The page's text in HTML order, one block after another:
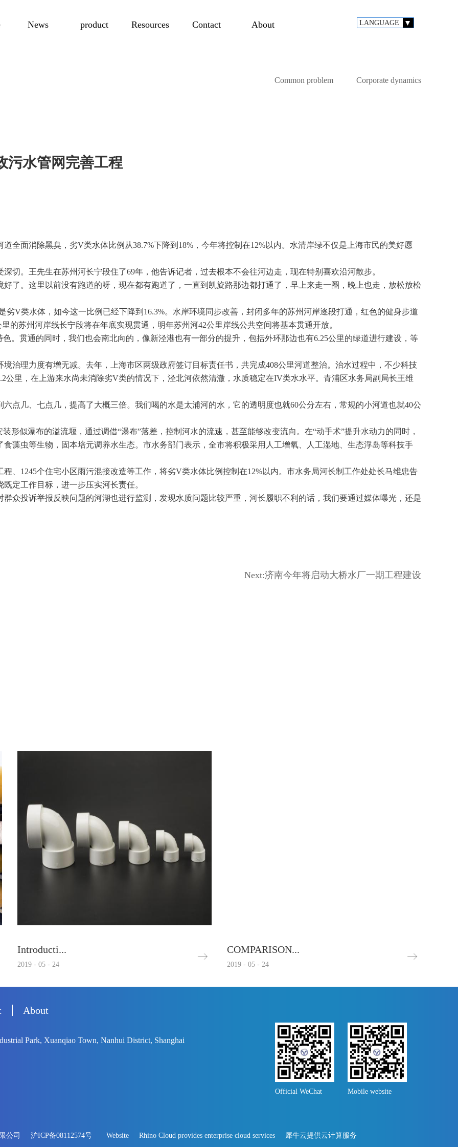
News product Resources Contact About LANGUAGE
Corporate dynamics
Common problem
污水管网完善工程
全面消除黑臭，劣V类水体比例从38.7%下降到18%，今年将控制在12%以内。水清岸绿不仅是上海市民的美好愿
切。王先生在苏州河长宁段住了69年，他告诉记者，过去根本不会往河边走，现在特别喜欢沿河散步。
了。这里以前没有跑道的呀，现在都有跑道了，一直到凯旋路那边都打通了，早上来走一圈，晚上也走，放松放松
劣V类水体，如今这一比例已经下降到16.3%。水岸环境同步改善，封闭多年的苏州河岸逐段打通，红色的健身步道
的苏州河岸线长宁段将在年底实现贯通，明年苏州河42公里岸线公共空间将基本贯通开放。
。贯通的同时，我们也会南北向的，像新泾港也有一部分的提升，包括外环那边也有6.25公里的绿道进行建设，等
治理力度有增无减。去年，上海市区两级政府签订目标责任书，共完成408公里河道整治。治水过程中，不少科技
公里，在上游来水尚未消除劣V类的情况下，泾北河依然清澈，水质稳定在IV类水水平。青浦区水务局副局长王维
点几、七点几，提高了大概三倍。我们喝的水是太浦河的水，它的透明度也就60公分左右，常规的小河道也就40公
形似瀑布的溢流堰，通过调借“瀑布”落差，控制河水的流速，甚至能够改变流向。在“动手术”提升水动力的同时，
藻虫等生物，固本培元调养水生态。市水务部门表示，全市将积极采用人工增氧、人工湿地、生态浮岛等科技手
、1245个住宅小区雨污混接改造等工作，将劣V类水体比例控制在12%以内。市水务局河长制工作处处长马维忠告
定工作目标，进一步压实河长责任。
众投诉举报反映问题的河湖也进行监测，发现水质问题比较严重，河长履职不利的话，我们要通过媒体曝光，还是
Next:济南今年将启动大桥水厂一期工程建设
Introducti...
2019 - 05 - 24
COMPARISON...
2019 - 05 - 24
About
Park, Xuanqiao Town, Nanhui District, Shanghai
Official WeChat Mobile website
公司 沪ICP备08112574号 Website Rhino Cloud provides enterprise cloud services 犀牛云提供云计算服务